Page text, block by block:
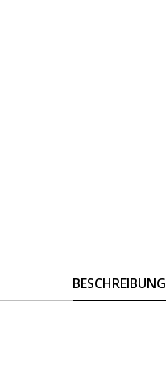
BESCHREIBUNG